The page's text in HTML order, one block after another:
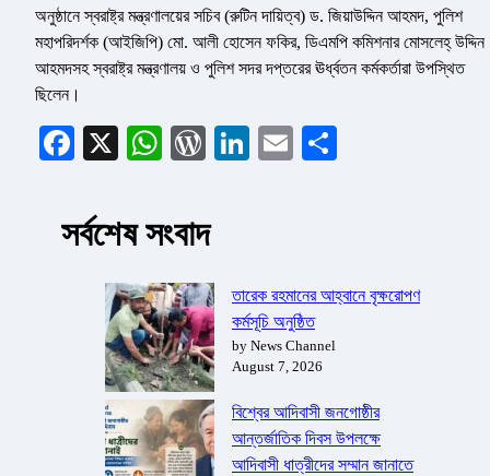
অনুষ্ঠানে স্বরাষ্ট্র মন্ত্রণালয়ের সচিব (রুটিন দায়িত্ব) ড. জিয়াউদ্দিন আহমদ, পুলিশ
মহাপরিদর্শক (আইজিপি) মো. আলী হোসেন ফকির, ডিএমপি কমিশনার মোসলেহ্ উদ্দিন
আহমদসহ স্বরাষ্ট্র মন্ত্রণালয় ও পুলিশ সদর দপ্তরের ঊর্ধ্বতন কর্মকর্তারা উপস্থিত
ছিলেন।
Facebook
X WhatsApp
WordPress
LinkedIn
Email
সর্বশেষ সংবাদ
তারেক রহমানের আহ্বানে বৃক্ষরোপণ
কর্মসূচি অনুষ্ঠিত
by News Channel
August 7, 2026
বিশ্বের আদিবাসী জনগোষ্ঠীর
আন্তর্জাতিক দিবস উপলক্ষে
আদিবাসী ধাত্রীদের সম্মান জানাতে